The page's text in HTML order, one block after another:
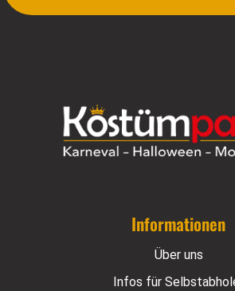
Informationen
Über uns
Infos für